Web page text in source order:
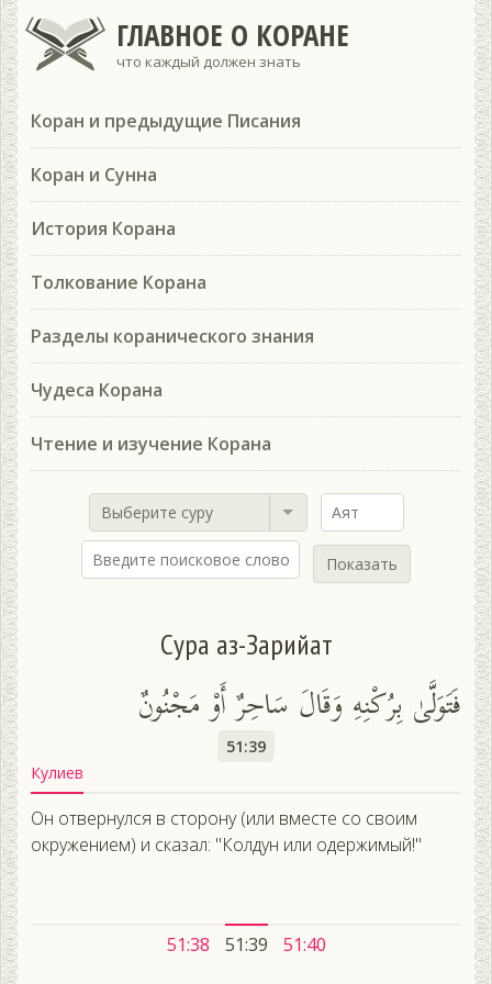
ГЛАВНОЕ О КОРАНЕ
что каждый должен знать
Коран и предыдущие Писания
Коран и Сунна
История Корана
Толкование Корана
Разделы коранического знания
Чудеса Корана
Чтение и изучение Корана
Выберите суру
Показать
Сура аз-Зарийат
فَتَوَلَّىٰ بِرُكْنِهِ وَقَالَ سَاحِرٌ أَوْ مَجْنُونٌ
51:39
Кулиев
Он отвернулся в сторону (или вместе со своим
окружением) и сказал: "Колдун или одержимый!"
51:38 51:39 51:40